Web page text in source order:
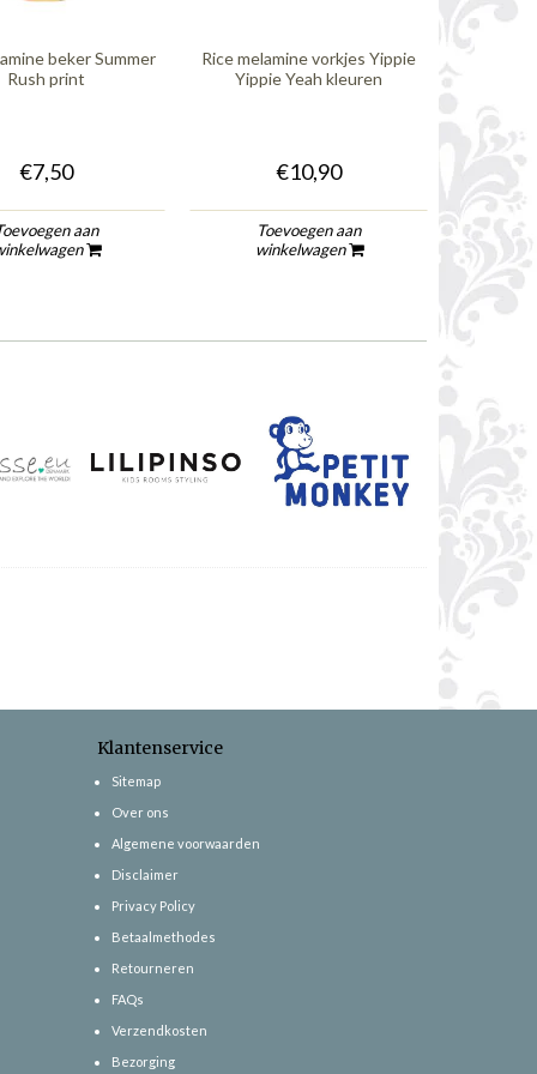
beker Summer
Rush print
€7,50
aan
Rice melamine vorkjes Yippie
Yippie Yeah kleuren
€10,90
Toevoegen aan
winkelwagen
Klantenservice
Sitemap
Over ons
Algemene voorwaarden
Disclaimer
Privacy Policy
Betaalmethodes
Retourneren
FAQs
Verzendkosten
Bezorging